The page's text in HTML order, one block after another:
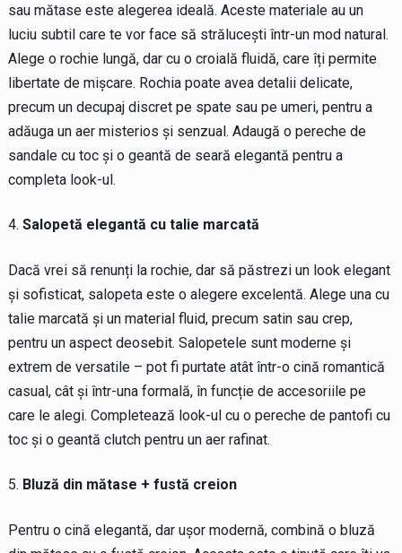
sau mătase este alegerea ideală. Aceste materiale au un
luciu subtil care te vor face să strălucești într-un mod natural.
Alege o rochie lungă, dar cu o croială fluidă, care îți permite
libertate de mișcare. Rochia poate avea detalii delicate,
precum un decupaj discret pe spate sau pe umeri, pentru a
adăuga un aer misterios și senzual. Adaugă o pereche de
sandale cu toc și o geantă de seară elegantă pentru a
completa look-ul.
Salopetă elegantă cu talie marcată
Dacă vrei să renunți la rochie, dar să păstrezi un look elegant
și sofisticat, salopeta este o alegere excelentă. Alege una cu
talie marcată și un material fluid, precum satin sau crep,
pentru un aspect deosebit. Salopetele sunt moderne și
extrem de versatile – pot fi purtate atât într-o cină romantică
casual, cât și într-una formală, în funcție de accesoriile pe
care le alegi. Completează look-ul cu o pereche de pantofi cu
toc și o geantă clutch pentru un aer rafinat.
Bluză din mătase + fustă creion
Pentru o cină elegantă, dar ușor modernă, combină o bluză